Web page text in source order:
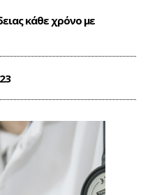
κάθε χρόνο με